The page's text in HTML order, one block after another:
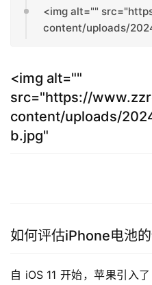
<img alt=""
content/uploads/
<img alt=""
src="https://
content/uploads/
b.jpg"
如何评估iPhone电池的
自 iOS 11 开始，苹果引入